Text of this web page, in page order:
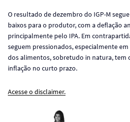
O resultado de dezembro do IGP-M
baixos para o produtor, com a deflação
principalmente pelo IPA. Em
seguem pressionados, especialmente
dos alimentos, sobretudo in natura, tem
inflação no curto prazo.
Acesse o disclaimer.